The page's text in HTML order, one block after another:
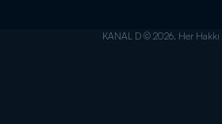
KANAL D © 2026. Her Hakkı